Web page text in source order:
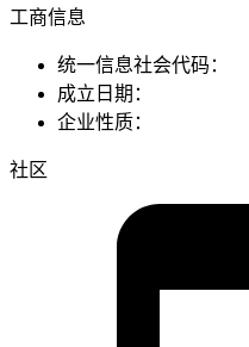
工商信息
统一信息社会代码：
成立日期：
企业性质：
社区